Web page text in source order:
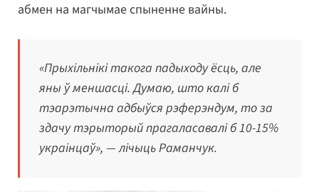
абмен на магчымае спыненне вайны.
«Прыхільнікі такога падыходу ёсць, але
яны ў меншасці. Думаю, што калі б
тэарэтычна адбыўся рэферэндум, то за
здачу тэрыторый прагаласавалі б 10-15%
украінцаў», — лічыць Раманчук.